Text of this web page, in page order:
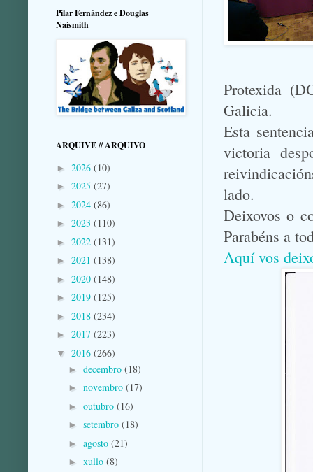
Protexida
Galicia.
Esta
victoria
lado.
Deixovos o
Parabéns a
Aquí vos
Pilar Fernández e Douglas
Naismith
ARQUIVE // ARQUIVO
► 2026 (10)
► 2025 (27)
► 2024 (86)
► 2023 (110)
► 2022 (131)
► 2021 (138)
► 2020 (148)
► 2019 (125)
► 2018 (234)
► 2017 (223)
▼ 2016 (266)
► decembro (18)
► novembro (17)
► outubro (16)
► setembro (18)
► agosto (21)
► xullo (8)